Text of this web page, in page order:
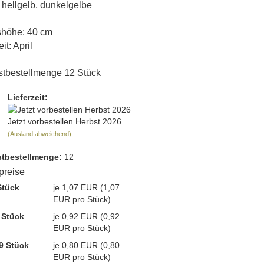
hellgelb, dunkelgelbe
40 cm
April
12 Stück
Lieferzeit:
Jetzt vorbestellen Herbst 2026
(Ausland abweichend)
12
je 1,07 EUR (1,07
EUR pro Stück)
Stück
je 0,92 EUR (0,92
EUR pro Stück)
Stück
je 0,80 EUR (0,80
EUR pro Stück)